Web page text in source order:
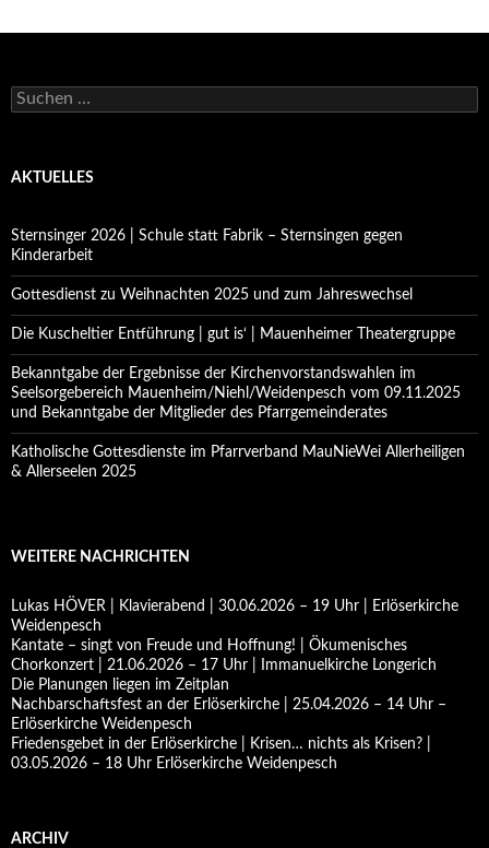
Suchen
nach:
AKTUELLES
Sternsinger 2026 | Schule statt Fabrik – Sternsingen gegen
Kinderarbeit
Gottesdienst zu Weihnachten 2025 und zum Jahreswechsel
Die Kuscheltier Entführung | gut is‘ | Mauenheimer Theatergruppe
Bekanntgabe der Ergebnisse der Kirchenvorstandswahlen im
Seelsorgebereich Mauenheim/Niehl/Weidenpesch vom 09.11.2025
und Bekanntgabe der Mitglieder des Pfarrgemeinderates
Katholische Gottesdienste im Pfarrverband MauNieWei Allerheiligen
& Allerseelen 2025
WEITERE NACHRICHTEN
Lukas HÖVER | Klavierabend | 30.06.2026 – 19 Uhr | Erlöserkirche
Weidenpesch
Kantate – singt von Freude und Hoffnung! | Ökumenisches
Chorkonzert | 21.06.2026 – 17 Uhr | Immanuelkirche Longerich
Die Planungen liegen im Zeitplan
Nachbarschaftsfest an der Erlöserkirche | 25.04.2026 – 14 Uhr –
Erlöserkirche Weidenpesch
Friedensgebet in der Erlöserkirche | Krisen… nichts als Krisen? |
03.05.2026 – 18 Uhr Erlöserkirche Weidenpesch
ARCHIV